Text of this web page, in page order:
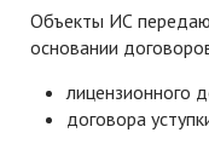
Объекты ИС
основании
лицензионного
договора